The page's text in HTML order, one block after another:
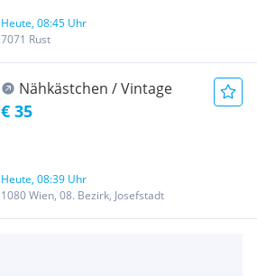
Heute, 08:45 Uhr
7071 Rust
Nähkästchen / Vintage
€ 35
Heute, 08:39 Uhr
1080 Wien, 08. Bezirk, Josefstadt